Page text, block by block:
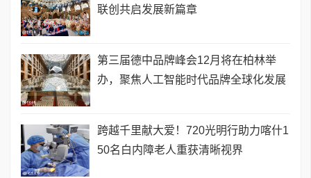
联创共启发展新篇章
第三届德中品牌峰会12月将在柏林举
办，聚焦人工智能时代品牌全球化发展
跨越千里献大爱！720光明行助力喀什1
50名白内障老人重获清晰视界